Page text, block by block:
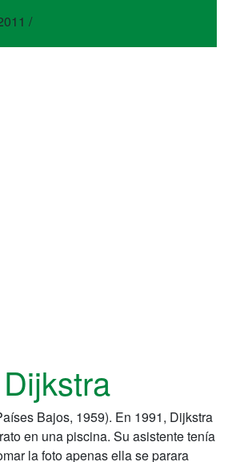
/
Bajos, 1959). En 1991, Dijkstra
en una piscina. Su asistente tenía
la foto apenas ella se parara